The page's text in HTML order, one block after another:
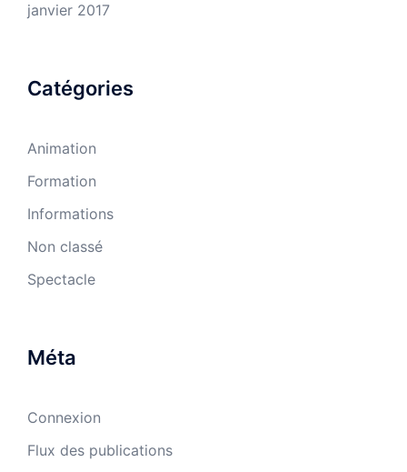
janvier 2017
Catégories
Animation
Formation
Informations
Non classé
Spectacle
Méta
Connexion
Flux des publications